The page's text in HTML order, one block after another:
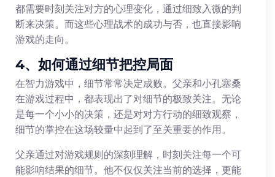
都需要时刻关注对方的心理变化，通过细致入微的判
断来决策。而这些心理战术的成功与否，也直接影响
游戏的走向。
4、如何通过细节把控局面
在智力游戏中，细节常常决定成败。父亲和小孔塞桑
在游戏过程中，都表现出了对细节的极致关注。无论
是每一个小小的决策，还是对对方行动的细致观察，
细节的掌控在这场较量中起到了至关重要的作用。
父亲通过对游戏规则的深刻理解，时刻关注每一个可
能影响结果的细节。他不仅仅关注当前的选择，更能